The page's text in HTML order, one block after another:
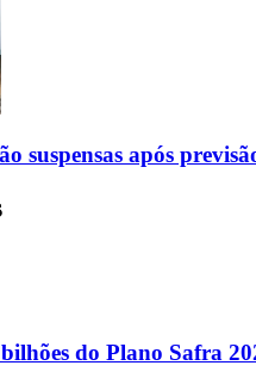
suspensas após
do Plano Safra